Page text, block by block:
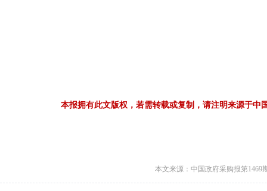
本报拥有此文版权，若需转载或复制，请注明来源于
本文来源：中国政府采购报第1469